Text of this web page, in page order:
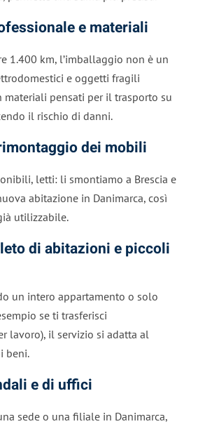
e materiali
1.400 km, l’imballaggio non è un
e oggetti fragili
pensati per il trasporto su
il rischio di danni.
dei mobili
letti: li smontiamo a Brescia e
abitazione in Danimarca, così
utilizzabile.
di abitazioni e piccoli
un intero appartamento o solo
se ti trasferisci
lavoro), il servizio si adatta al
beni.
e di uffici
sede o una filiale in Danimarca,